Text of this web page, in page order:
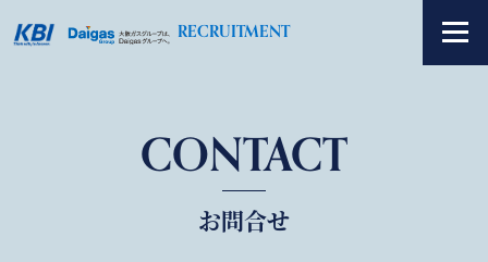
RECRUITMENT
CONTACT
お問合せ